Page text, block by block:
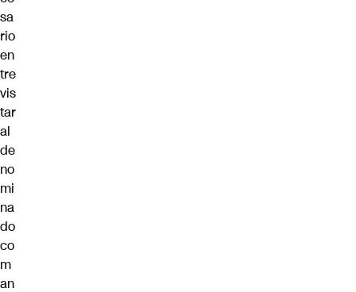
sa
rio
en
tre
vis
tar
al
de
no
mi
na
do
co
m
an